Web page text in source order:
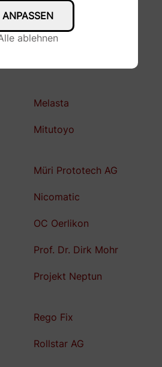
ablehnen
ANPASSEN
KW automotive
Melasta
Mitutoyo
Müri Prototech AG
Nicomatic
OC Oerlikon
Prof. Dr. Dirk Mohr
Projekt Neptun
Rego Fix
Rollstar AG